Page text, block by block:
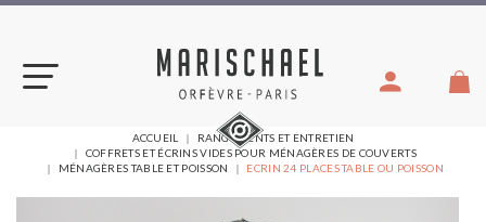
Aller
VOUS
ÊTES
ICI :
ACCUEIL
RANGEMENTS ET ENTRETIEN
COFFRETS ET ÉCRINS VIDES POUR MÉNAGÈRES DE COUVERTS
MÉNAGÈRES TABLE ET POISSON
ECRIN 24 PLACES TABLE OU POISSON